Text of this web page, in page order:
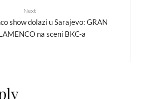
Next
show dolazi u Sarajevo: GRAN
na sceni BKC-a